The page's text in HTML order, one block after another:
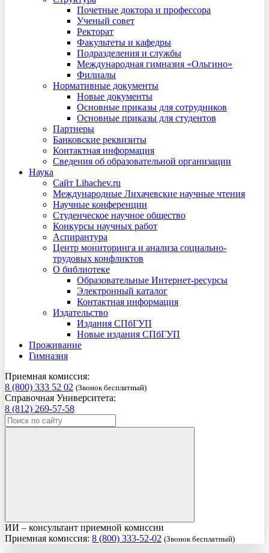
Почетные доктора и профессора
Ученый совет
Ректорат
Факультеты и кафедры
Подразделения и службы
Международная гимназия «Ольгино»
Филиалы
Нормативные документы
Новые документы
Основные приказы для сотрудников
Основные приказы для студентов
Партнеры
Банковские реквизиты
Контактная информация
Сведения об образовательной организации
Наука
Сайт Lihachev.ru
Международные Лихачевские научные чтения
Научные конференции
Студенческое научное общество
Конкурсы научных работ
Аспирантура
Центр мониторинга и анализа социально-
трудовых конфликтов
О библиотеке
Образовательные Интернет-ресурсы
Электронный каталог
Контактная информация
Издательство
Издания СПбГУП
Новые издания СПбГУП
Проживание
Гимназия
Приемная комиссия:
8 (800) 333 52 02 (Звонок бесплатный)
Справочная Университета:
8 (812) 269-57-58
ИИ – консультант приемной комиссии
Приемная комиссия: 8 (800) 333-52-02 (Звонок бесплатный)